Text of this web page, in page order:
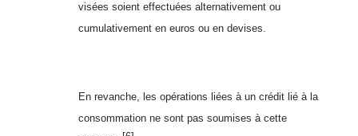
visées soient effectuées alternativement ou
cumulativement en euros ou en devises.
En revanche, les opérations liées à un crédit lié à la
consommation ne sont pas soumises à cette